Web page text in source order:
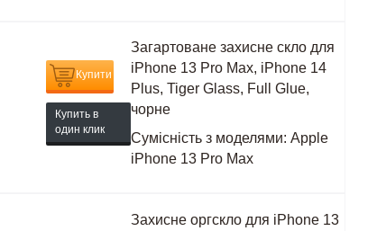
Купити
Купить в
один клик
Загартоване захисне скло для
iPhone 13 Pro Max, iPhone 14
Plus, Tiger Glass, Full Glue,
чорне
Сумісність з моделями: Apple
iPhone 13 Pro Max
Захисне оргскло для iPhone 13